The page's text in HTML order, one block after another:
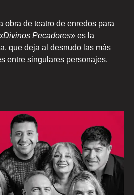
obra de teatro de enredos para
Pecadores» es la
que deja al desnudo las más
entre singulares personajes.